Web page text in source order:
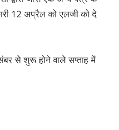
12 अप्रैल को एलजी को दे
से शुरू होने वाले सप्ताह में